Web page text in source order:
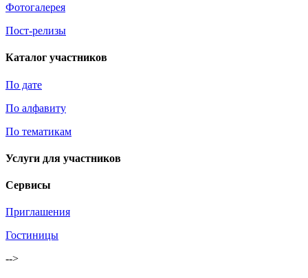
Фотогалерея
Пост-релизы
Каталог участников
По дате
По алфавиту
По тематикам
Услуги для участников
Сервисы
Приглашения
Гостиницы
-->